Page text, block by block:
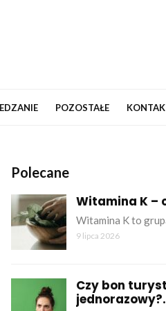
POZOSTAŁE
Polecane
Witamina K –
Witamina K to
9 lipca 2026
Czy bon